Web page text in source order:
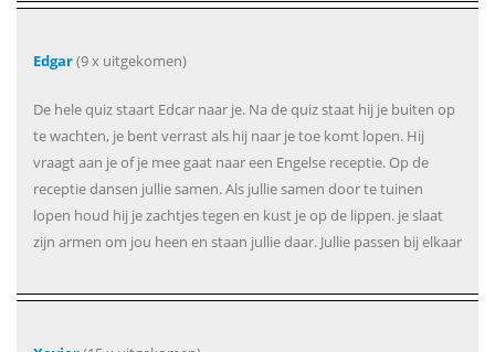
Edgar(9 x uitgekomen)
De hele quiz staart Edcar naar je. Na de quiz staat hij je buiten op
te wachten, je bent verrast als hij naar je toe komt lopen. Hij
vraagt aan je of je mee gaat naar een Engelse receptie. Op de
receptie dansen jullie samen. Als jullie samen door te tuinen
lopen houd hij je zachtjes tegen en kust je op de lippen. je slaat
zijn armen om jou heen en staan jullie daar. Jullie passen bij elkaar